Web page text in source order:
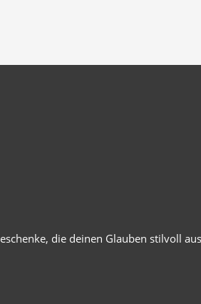
die deinen Glauben stilvoll